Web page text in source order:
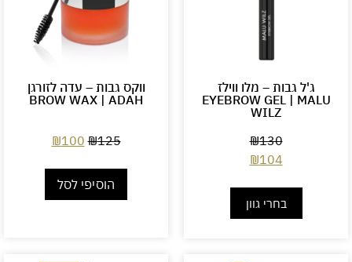
ג'ל גבות – מלו ווילז
EYEBROW GEL | MALU
WILZ
₪130
₪104
בחרי גוון
ווקס גבות – עדה לזורגן
BROW WAX | ADAH
₪125
₪100
הוסיפי לסל